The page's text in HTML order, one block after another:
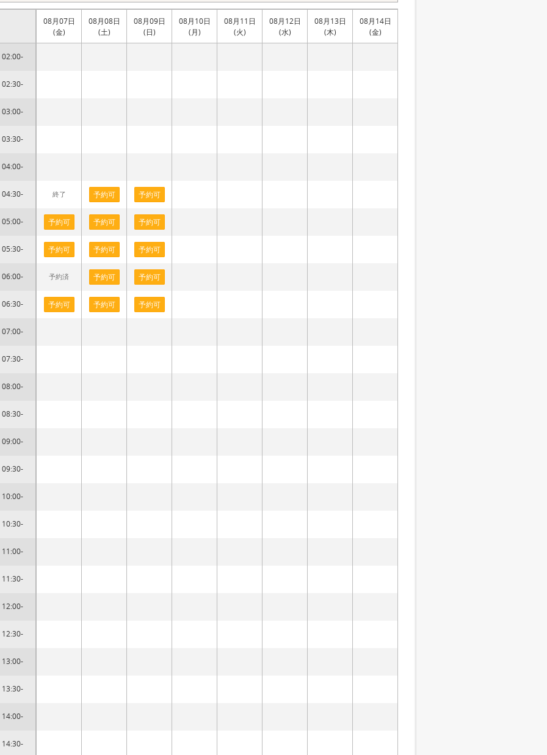
02:00-
02:30-
03:00-
03:30-
04:00-
04:30-
05:00-
05:30-
06:00-
06:30-
07:00-
07:30-
08:00-
08:30-
09:00-
09:30-
10:00-
10:30-
11:00-
11:30-
12:00-
12:30-
13:00-
13:30-
14:00-
14:30-
08月07日
(金)
終了
予約可
予約可
予約済
予約可
08月08日
(土)
予約可
予約可
予約可
予約可
予約可
08月09日
(日)
予約可
予約可
予約可
予約可
予約可
08月10日
(月)
08月11日
(火)
08月12日
(水)
08月13日
(木)
08月14日
(金)